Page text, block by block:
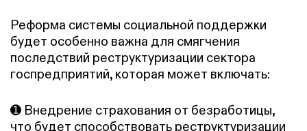
Реформа системы социальной поддержки
будет особенно важна для смягчения
последствий реструктуризации сектора
госпредприятий, которая может включать:
➊ Внедрение страхования от безработицы,
что будет способствовать реструктуризации